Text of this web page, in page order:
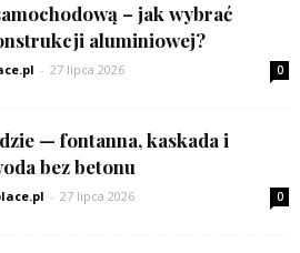
– jak wybrać
aluminiowej?
- 27 lipca 2026 0
— fontanna, kaskada i
bez betonu
- 27 lipca 2026 0